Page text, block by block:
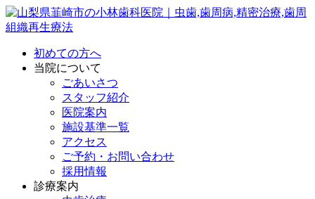
初めての方へ
当院について
ごあいさつ
スタッフ紹介
医院案内
施設基準一覧
アクセス
ご予約・お問い合わせ
採用情報
診療案内